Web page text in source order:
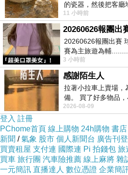
的瓷器，然後把客廳
一頂棒球潮帽，後來
11 小時前
20260626報團出
20260626報團出賽
賽為主旅遊為輔
支............ 賽前旅遊
3 小時前
感謝陌生人
拉著小拉車上賣場，
備。 買了好多物品
紙箱。 雖辛苦了點，
2026-08-09
登入 註冊
PChome首頁 線上購物 24h購物 書店
新聞 /氣象 股市 個人新聞台 廣告刊登
買賣租屋 支付連 國際連 Pi 拍錢包 旅
買車 旅行團 汽車險推薦 線上麻將 雜
一元簡訊 直播達人 數位憑證 企業簡